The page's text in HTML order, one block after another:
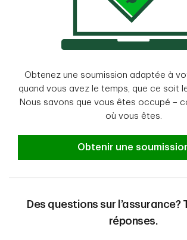
Obtenez une soumission adaptée à
quand vous avez le temps, que ce soit
Nous savons que vous êtes occupé –
où vous êtes.
Obtenir une
Des questions sur l’assurance?
réponses.